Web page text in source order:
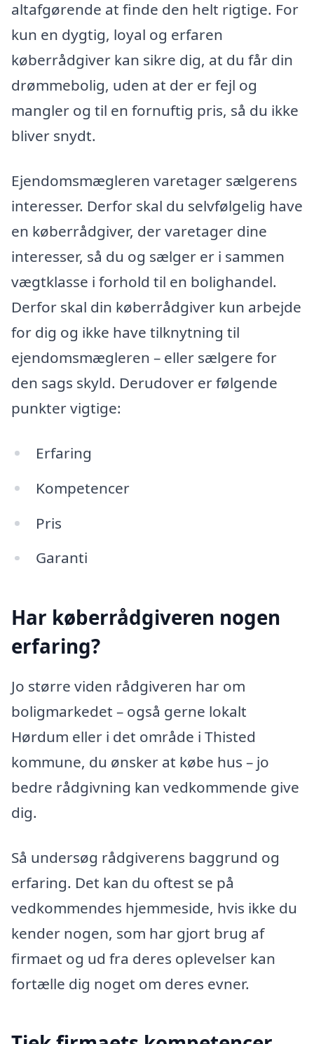
altafgørende at finde den helt rigtige. For
kun en dygtig, loyal og erfaren
køberrådgiver kan sikre dig, at du får din
drømmebolig, uden at der er fejl og
mangler og til en fornuftig pris, så du ikke
bliver snydt.
Ejendomsmægleren varetager sælgerens
interesser. Derfor skal du selvfølgelig have
en køberrådgiver, der varetager dine
interesser, så du og sælger er i sammen
vægtklasse i forhold til en bolighandel.
Derfor skal din køberrådgiver kun arbejde
for dig og ikke have tilknytning til
ejendomsmægleren – eller sælgere for
den sags skyld. Derudover er følgende
punkter vigtige:
Erfaring
Kompetencer
Pris
Garanti
Har køberrådgiveren nogen
erfaring?
Jo større viden rådgiveren har om
boligmarkedet – også gerne lokalt
Hørdum eller i det område i Thisted
kommune, du ønsker at købe hus – jo
bedre rådgivning kan vedkommende give
dig.
Så undersøg rådgiverens baggrund og
erfaring. Det kan du oftest se på
vedkommendes hjemmeside, hvis ikke du
kender nogen, som har gjort brug af
firmaet og ud fra deres oplevelser kan
fortælle dig noget om deres evner.